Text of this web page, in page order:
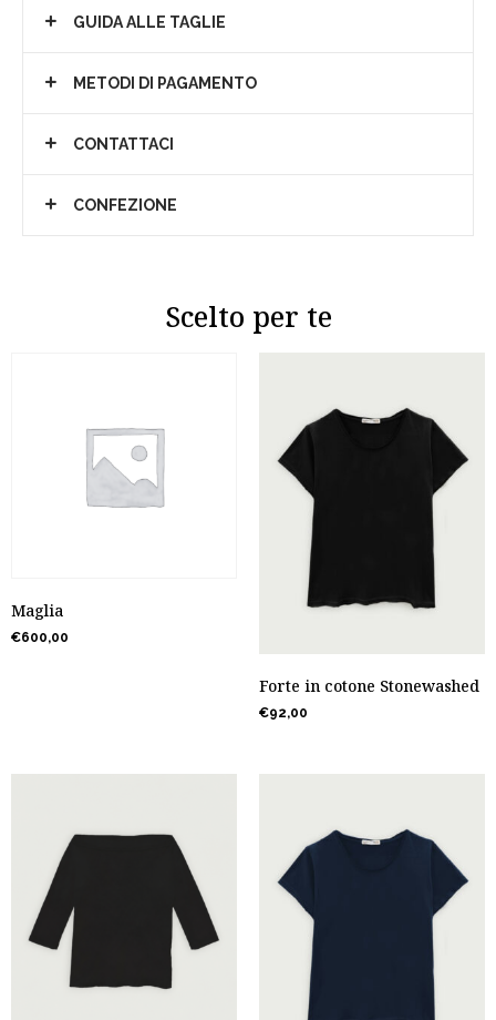
GUIDA ALLE TAGLIE
METODI DI PAGAMENTO
CONTATTACI
CONFEZIONE
Scelto per te
Maglia
€600,00
Forte in cotone Stonewashed
€92,00